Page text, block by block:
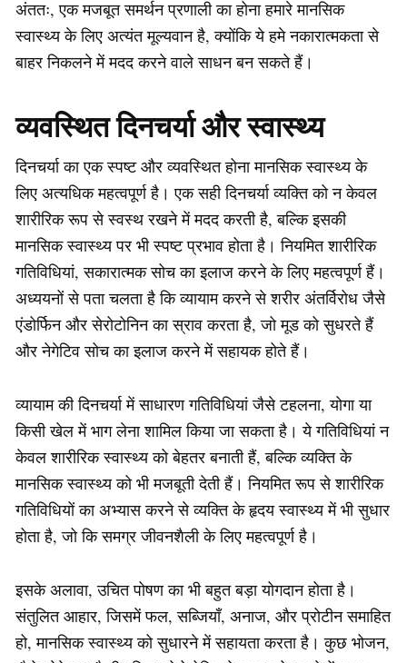
अंततः, एक मजबूत समर्थन प्रणाली का होना हमारे मानसिक
स्वास्थ्य के लिए अत्यंत मूल्यवान है, क्योंकि ये हमे नकारात्मकता से
बाहर निकलने में मदद करने वाले साधन बन सकते हैं।
व्यवस्थित दिनचर्या और स्वास्थ्य
दिनचर्या का एक स्पष्ट और व्यवस्थित होना मानसिक स्वास्थ्य के
लिए अत्यधिक महत्वपूर्ण है। एक सही दिनचर्या व्यक्ति को न केवल
शारीरिक रूप से स्वस्थ रखने में मदद करती है, बल्कि इसकी
मानसिक स्वास्थ्य पर भी स्पष्ट प्रभाव होता है। नियमित शारीरिक
गतिविधियां, सकारात्मक सोच का इलाज करने के लिए महत्वपूर्ण हैं।
अध्ययनों से पता चलता है कि व्यायाम करने से शरीर अंतर्विरोध जैसे
एंडोर्फिन और सेरोटोनिन का स्राव करता है, जो मूड को सुधरते हैं
और नेगेटिव सोच का इलाज करने में सहायक होते हैं।
व्यायाम की दिनचर्या में साधारण गतिविधियां जैसे टहलना, योगा या
किसी खेल में भाग लेना शामिल किया जा सकता है। ये गतिविधियां न
केवल शारीरिक स्वास्थ्य को बेहतर बनाती हैं, बल्कि व्यक्ति के
मानसिक स्वास्थ्य को भी मजबूती देती हैं। नियमित रूप से शारीरिक
गतिविधियों का अभ्यास करने से व्यक्ति के हृदय स्वास्थ्य में भी सुधार
होता है, जो कि समग्र जीवनशैली के लिए महत्वपूर्ण है।
इसके अलावा, उचित पोषण का भी बहुत बड़ा योगदान होता है।
संतुलित आहार, जिसमें फल, सब्जियाँ, अनाज, और प्रोटीन समाहित
हो, मानसिक स्वास्थ्य को सुधारने में सहायता करता है। कुछ भोजन,